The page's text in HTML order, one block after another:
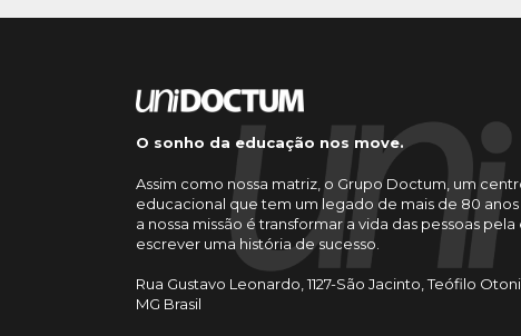
O sonho da educação nos move.
Assim como nossa matriz, o Grupo Doctum, um
educacional que tem um legado de mais de 80 anos
a nossa missão é transformar a vida das pessoas
escrever uma história de sucesso.
Rua Gustavo Leonardo, 1127-São Jacinto, Teófilo
MG Brasil